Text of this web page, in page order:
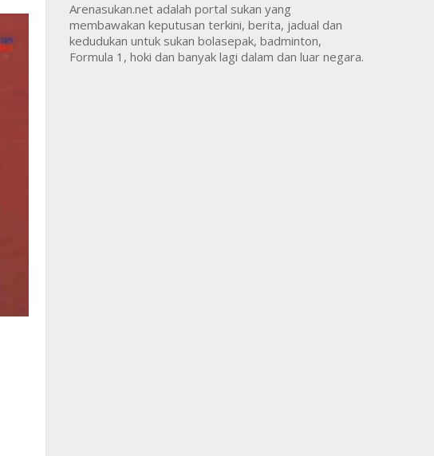
Arenasukan.net adalah portal sukan yang
membawakan keputusan terkini, berita, jadual dan
kedudukan untuk sukan bolasepak, badminton,
Formula 1, hoki dan banyak lagi dalam dan luar negara.